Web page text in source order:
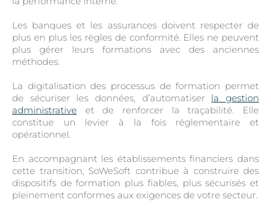
Les banques et les assurances doivent respecter de
plus en plus les règles de conformité. Elles ne peuvent
plus gérer leurs formations avec des anciennes
méthodes.
La digitalisation des processus de formation permet
de sécuriser les données, d’automatiser la gestion
administrative et de renforcer la traçabilité. Elle
constitue un levier à la fois réglementaire et
opérationnel.
En accompagnant les établissements financiers dans
cette transition, SoWeSoft contribue à construire des
dispositifs de formation plus fiables, plus sécurisés et
pleinement conformes aux exigences de votre secteur.